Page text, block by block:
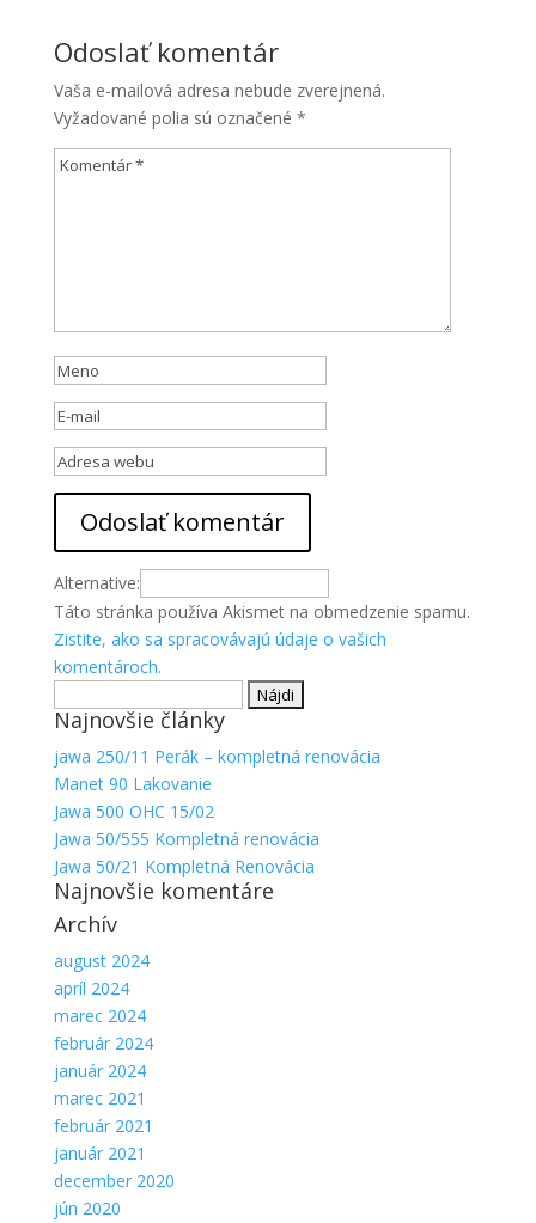
Odoslať komentár
Vaša e-mailová adresa nebude zverejnená.
Vyžadované polia sú označené *
Alternative:
Táto stránka používa Akismet na obmedzenie spamu.
Zistite, ako sa spracovávajú údaje o vašich
komentároch.
Najnovšie články
jawa 250/11 Perák – kompletná renovácia
Manet 90 Lakovanie
Jawa 500 OHC 15/02
Jawa 50/555 Kompletná renovácia
Jawa 50/21 Kompletná Renovácia
Najnovšie komentáre
Archív
august 2024
apríl 2024
marec 2024
február 2024
január 2024
marec 2021
február 2021
január 2021
december 2020
jún 2020